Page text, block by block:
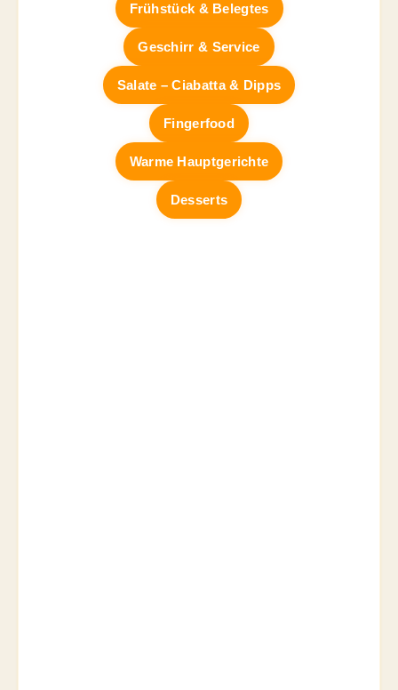
Frühstück & Belegtes
Geschirr & Service
Salate – Ciabatta & Dipps
Fingerfood
Warme Hauptgerichte
Desserts